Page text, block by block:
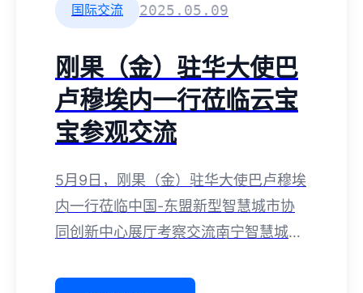
国际交流 2025.05.09
刚果（金）驻华大使巴
卢穆埃内一行莅临云宝
宝参观交流
5月9日，刚果（金）驻华大使巴卢穆埃
内一行莅临中国-东盟新型智慧城市协
同创新中心展厅考察交流南宁智慧城市
出席接待并讲解。